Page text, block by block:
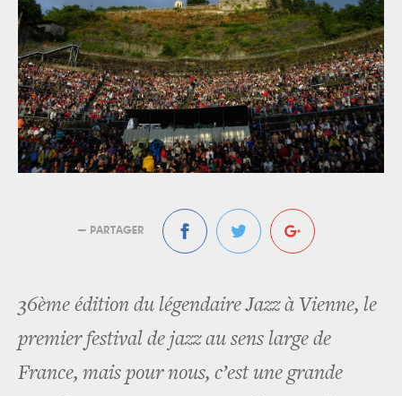
— PARTAGER
36ème édition du légendaire Jazz à Vienne, le
premier festival de jazz au sens large de
France, mais pour nous, c’est une grande